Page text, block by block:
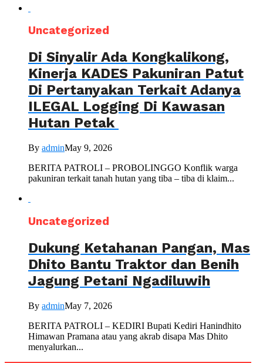
Uncategorized
Di Sinyalir Ada Kongkalikong,
Kinerja KADES Pakuniran Patut
Di Pertanyakan Terkait Adanya
ILEGAL Logging Di Kawasan
Hutan Petak
By adminMay 9, 2026
BERITA PATROLI – PROBOLINGGO Konflik warga
pakuniran terkait tanah hutan yang tiba – tiba di klaim...
Uncategorized
Dukung Ketahanan Pangan, Mas
Dhito Bantu Traktor dan Benih
Jagung Petani Ngadiluwih
By adminMay 7, 2026
BERITA PATROLI – KEDIRI Bupati Kediri Hanindhito
Himawan Pramana atau yang akrab disapa Mas Dhito
menyalurkan...